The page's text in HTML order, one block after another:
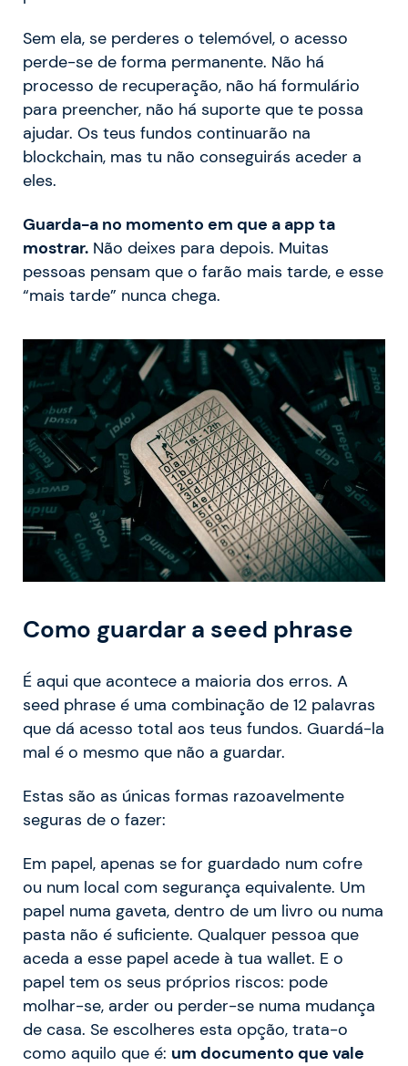
Sem ela, se perderes o telemóvel, o acesso
perde-se de forma permanente. Não há
processo de recuperação, não há formulário
para preencher, não há suporte que te possa
ajudar. Os teus fundos continuarão na
blockchain, mas tu não conseguirás aceder a
eles.
Guarda-a no momento em que a app ta
mostrar. Não deixes para depois. Muitas
pessoas pensam que o farão mais tarde, e esse
“mais tarde” nunca chega.
Como guardar a seed phrase
É aqui que acontece a maioria dos erros. A
seed phrase é uma combinação de 12 palavras
que dá acesso total aos teus fundos. Guardá-la
mal é o mesmo que não a guardar.
Estas são as únicas formas razoavelmente
seguras de o fazer:
Em papel, apenas se for guardado num cofre
ou num local com segurança equivalente. Um
papel numa gaveta, dentro de um livro ou numa
pasta não é suficiente. Qualquer pessoa que
aceda a esse papel acede à tua wallet. E o
papel tem os seus próprios riscos: pode
molhar-se, arder ou perder-se numa mudança
de casa. Se escolheres esta opção, trata-o
como aquilo que é: um documento que vale